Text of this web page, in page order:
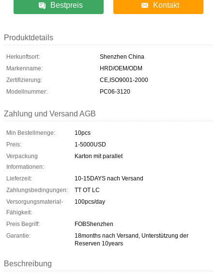
Bestpreis Kontakt
Produktdetails
Herkunftsort:
Shenzhen China
Markenname:
HRD/OEM/ODM
Zertifizierung:
CE,ISO9001-2000
Modellnummer:
PC06-3120
Zahlung und Versand AGB
Min Bestellmenge:
10pcs
Preis:
1-5000USD
Verpackung
Informationen:
Karton mit parallet
Lieferzeit:
10-15DAYS nach Versand
Zahlungsbedingungen:
TT OT LC
Versorgungsmaterial-
Fähigkeit:
100pcs/day
Preis Begriff:
FOBShenzhen
Garantie:
18months nach Versand, Unterstützung der
Reserven 10years
Beschreibung